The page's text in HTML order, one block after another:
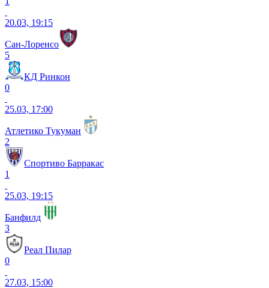
20.03, 19:15
Сан-Лоренсо
5
КД Ринкон
0
25.03, 17:00
Атлетико Тукуман
2
Спортиво Барракас
1
25.03, 19:15
Банфилд
3
Реал Пилар
0
27.03, 15:00